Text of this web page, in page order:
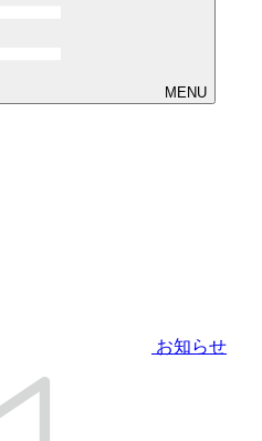
MENU
お知らせ